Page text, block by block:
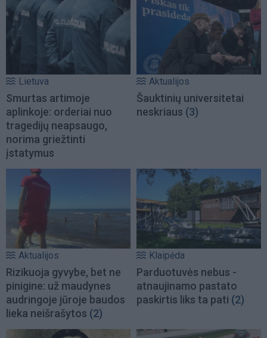
Lietuva
Smurtas artimoje
aplinkoje: orderiai nuo
tragedijų neapsaugo,
norima griežtinti
įstatymus
Aktualijos
Šauktinių universitetai
neskriaus (3)
Aktualijos
Rizikuoja gyvybe, bet ne
pinigine: už maudynes
audringoje jūroje baudos
lieka neišrašytos (2)
Klaipėda
Parduotuvės nebus -
atnaujinamo pastato
paskirtis liks ta pati (2)